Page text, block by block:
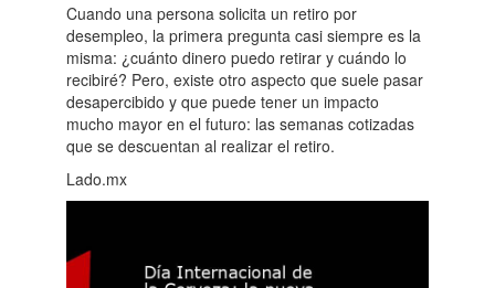
Cuando una persona solicita un retiro por
desempleo, la primera pregunta casi siempre es la
misma: ¿cuánto dinero puedo retirar y cuándo lo
recibiré? Pero, existe otro aspecto que suele pasar
desapercibido y que puede tener un impacto
mucho mayor en el futuro: las semanas cotizadas
que se descuentan al realizar el retiro.
Lado.mx